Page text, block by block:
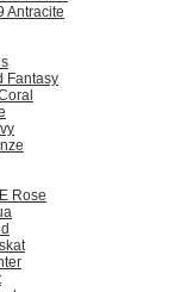
Antracite
Fantasy
Rose